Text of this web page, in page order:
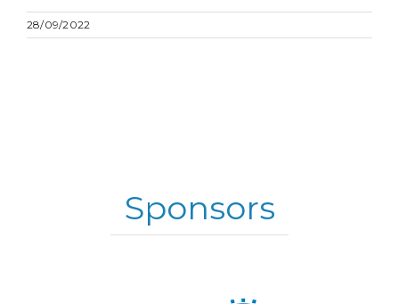
28/09/2022
Sponsors